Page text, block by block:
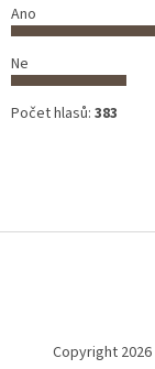
Ano
Ne
Počet hlasů: 383
Copyright 2026